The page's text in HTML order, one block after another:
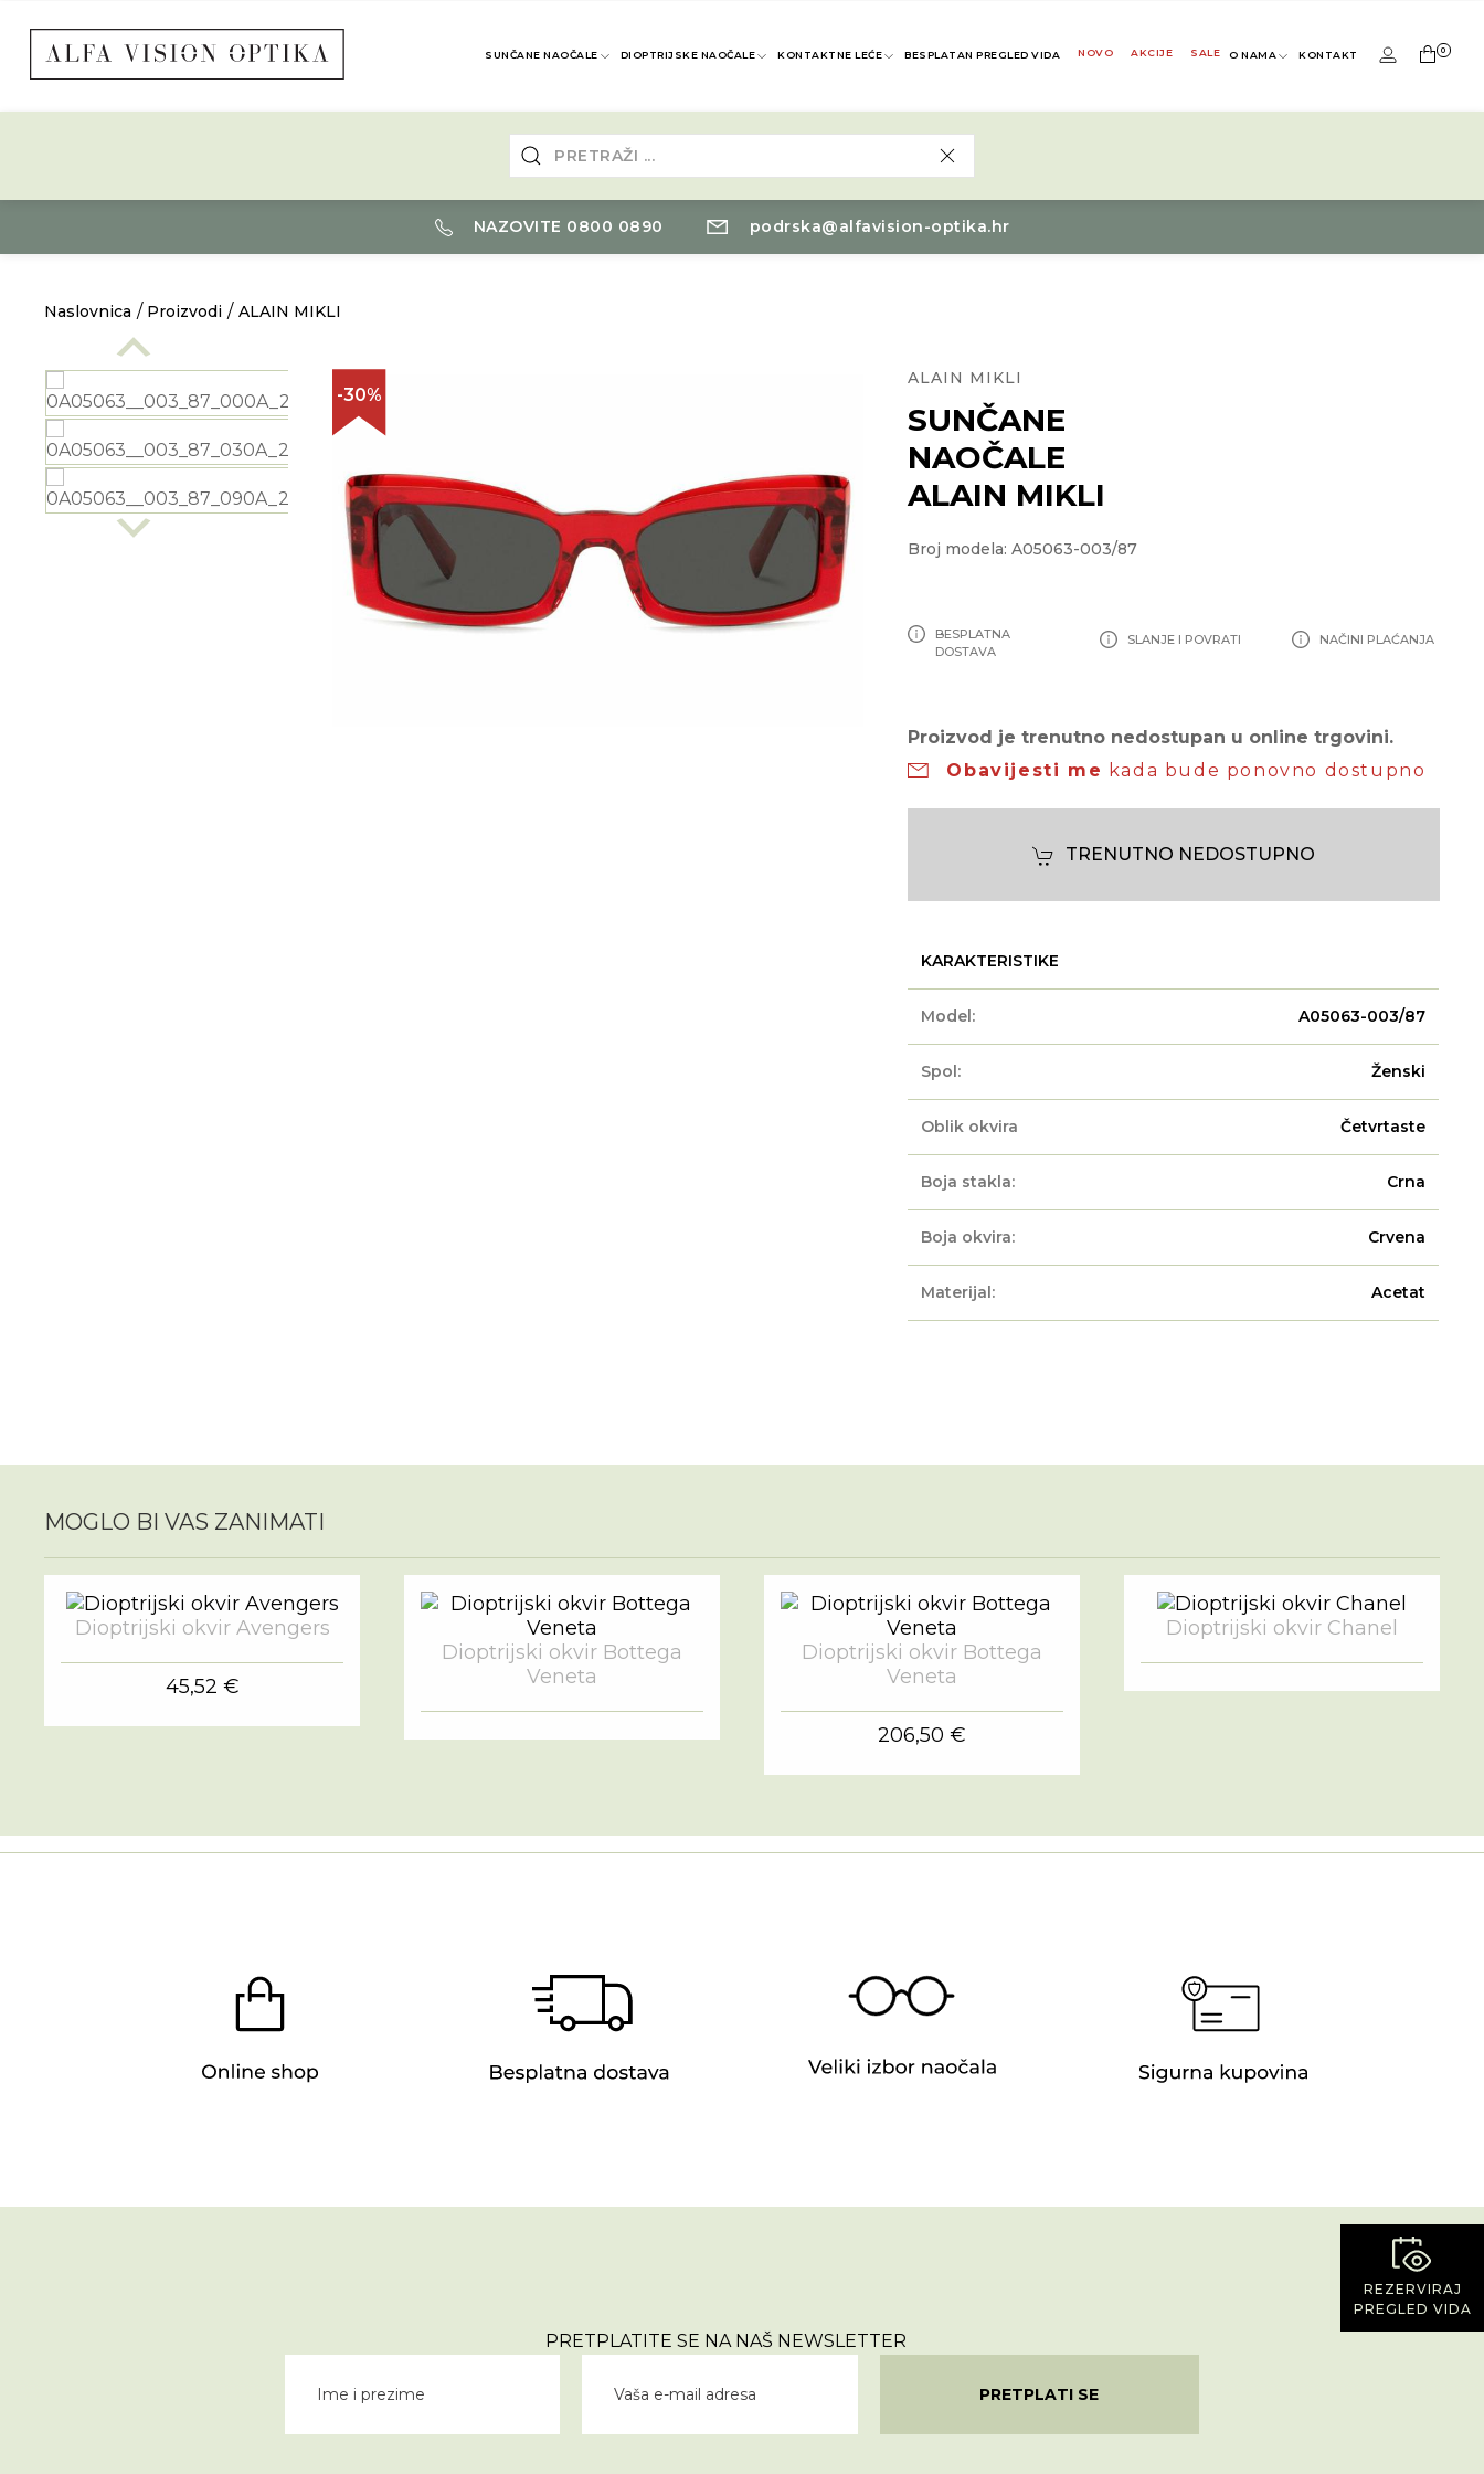
SUNČANE NAOČALE DIOPTRIJSKE NAOČALE KONTAKTNE LEĆE BESPLATAN PREGLED VIDA NOVO AKCIJE SALE O NAMA KONTAKT 0
NAZOVITE 0800 0890 podrska@alfavision-optika.hr
REZERVIRAJ
PREGLED VIDA
Naslovnica Proizvodi ALAIN MIKLI
-30%
ALAIN MIKLI
SUNČANE
NAOČALE
ALAIN MIKLI
Broj modela: A05063-003/87
BESPLATNA
DOSTAVA
SLANJE I POVRATI NAČINI PLAĆANJA
Proizvod je trenutno nedostupan u online trgovini.
Obavijesti me kada bude ponovno dostupno
TRENUTNO NEDOSTUPNO
KARAKTERISTIKE
Model: A05063-003/87
Spol: Ženski
Oblik okvira Četvrtaste
Boja stakla: Crna
Boja okvira: Crvena
Materijal: Acetat
MOGLO BI VAS ZANIMATI
Dioptrijski okvir Avengers
45,52 €
Dioptrijski okvir Bottega
Veneta
Dioptrijski okvir Bottega
Veneta
206,50 €
Dioptrijski okvir Chanel
PRETPLATITE SE NA NAŠ NEWSLETTER
PRETPLATI SE